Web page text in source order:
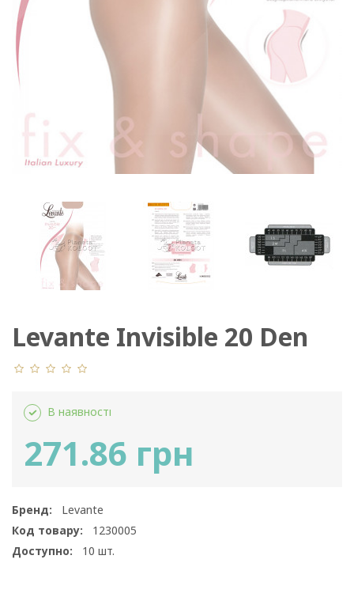
Levante Invisible 20 Den
В наявності
271.86 грн
Бренд:
Levante
Код товару:
1230005
Доступно:
10 шт.